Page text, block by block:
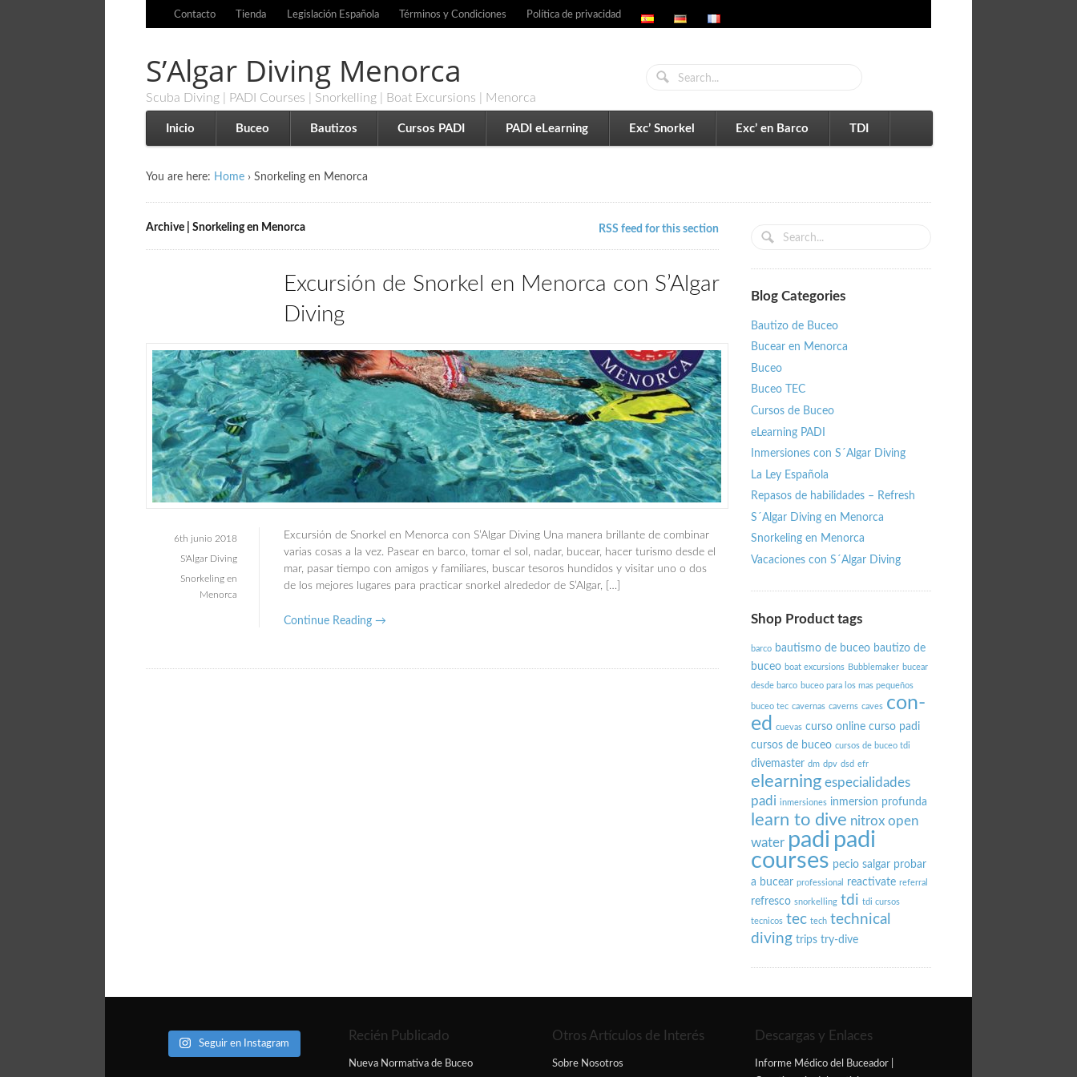
Contacto Tienda Legislación Española Términos y Condiciones Política de privacidad
S’Algar Diving Menorca
Scuba Diving | PADI Courses | Snorkelling | Boat Excursions | Menorca
Inicio Buceo Bautizos Cursos PADI PADI eLearning Exc’ Snorkel Exc’ en Barco TDI
You are here: Home › Snorkeling en Menorca
Archive | Snorkeling en Menorca RSS feed for this section
Excursión de Snorkel en Menorca con S’Algar
Diving
6th junio 2018
S'Algar Diving
Snorkeling en
Menorca
Excursión de Snorkel en Menorca con S’Algar Diving Una manera brillante de combinar
varias cosas a la vez. Pasear en barco, tomar el sol, nadar, bucear, hacer turismo desde el
mar, pasar tiempo con amigos y familiares, buscar tesoros hundidos y visitar uno o dos
de los mejores lugares para practicar snorkel alrededor de S’Algar, […]
Continue Reading →
Blog Categories
Bautizo de Buceo
Bucear en Menorca
Buceo
Buceo TEC
Cursos de Buceo
eLearning PADI
Inmersiones con S´Algar Diving
La Ley Española
Repasos de habilidades – Refresh
S´Algar Diving en Menorca
Snorkeling en Menorca
Vacaciones con S´Algar Diving
Shop Product tags
barco bautismo de buceo bautizo de
buceo boat excursions Bubblemaker bucear
desde barco buceo para los mas pequeños
buceo tec cavernas caverns caves con-
ed
cuevas curso online curso padi
cursos de buceo cursos de buceo tdi
divemaster dm dpv dsd efr
elearning especialidades
padi inmersiones inmersion profunda
learn to dive nitrox open
water padi padi
courses pecio salgar probar
a bucear professional reactivate referral
refresco snorkelling tdi tdi cursos
tecnicos tec tech technical
diving trips try-dive
Seguir en Instagram
Recién Publicado
Nueva Normativa de Buceo
Otros Artículos de Interés
Sobre Nosotros
Descargas y Enlaces
Informe Médico del Buceador |